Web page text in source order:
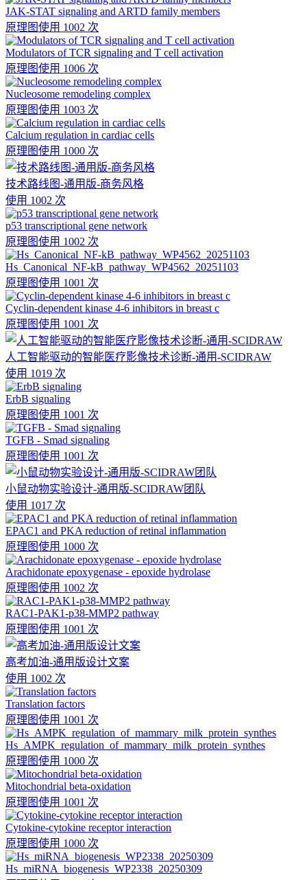
JAK-STAT signaling and ARTD family members
原理图使用 1002 次
Modulators of TCR signaling and T cell activation
原理图使用 1006 次
Nucleosome remodeling complex
原理图使用 1003 次
Calcium regulation in cardiac cells
原理图使用 1000 次
技术路线图-通用版-商务风格
使用 1002 次
p53 transcriptional gene network
原理图使用 1002 次
Hs_Canonical_NF-kB_pathway_WP4562_20251103
原理图使用 1001 次
Cyclin-dependent kinase 4-6 inhibitors in breast c
原理图使用 1001 次
人工智能驱动的智能医疗影像技术诊断-通用-SCIDRAW
使用 1019 次
ErbB signaling
原理图使用 1001 次
TGFB - Smad signaling
原理图使用 1001 次
小鼠动物实验设计-通用版-SCIDRAW团队
使用 1017 次
EPAC1 and PKA reduction of retinal inflammation
原理图使用 1000 次
Arachidonate epoxygenase - epoxide hydrolase
原理图使用 1002 次
RAC1-PAK1-p38-MMP2 pathway
原理图使用 1001 次
高考加油-通用版设计文案
使用 1002 次
Translation factors
原理图使用 1001 次
Hs_AMPK_regulation_of_mammary_milk_protein_synthes
原理图使用 1000 次
Mitochondrial beta-oxidation
原理图使用 1001 次
Cytokine-cytokine receptor interaction
原理图使用 1000 次
Hs_miRNA_biogenesis_WP2338_20250309